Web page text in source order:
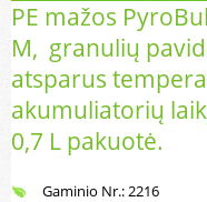
PE mažos
M, granulių
atsparus
akumuliatorių
0,7 L pakuotė.
Gaminio Nr.: 2216